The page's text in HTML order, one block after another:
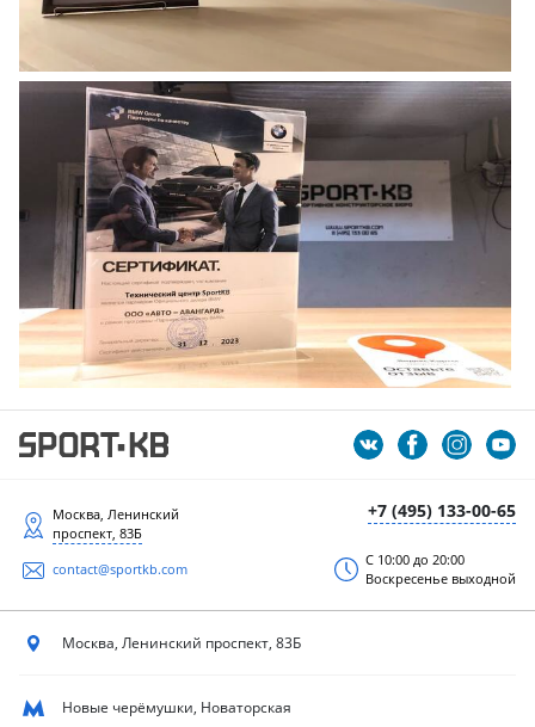
+7 (495) 133-00-65
Москва, Ленинский
проспект, 83Б
contact@sportkb.com
С 10:00 до 20:00
Воскресенье выходной
Москва, Ленинский проспект, 83Б
Новые черёмушки, Новаторская